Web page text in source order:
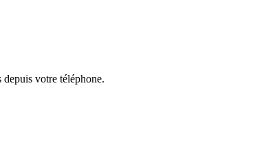
votre téléphone.